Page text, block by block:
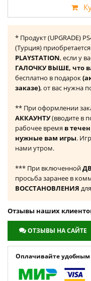
* Продукт (UPGRADE)
(Турция)
PLAYSTATION, если у
ГАЛОЧКУ ВЫШЕ, что
бесплатно в подарок
заказе), от вас нужна
** При оформлении
АККАУНТУ(вводите в
рабочее время в
нужные вам игры.
нами утром.
*** При включенной
просьба заранее в
ВОССТАНОВЛЕНИЯ
Отзывы наших
ОТЗЫВЫ НА САЙТЕ
Оплачивайте удобным